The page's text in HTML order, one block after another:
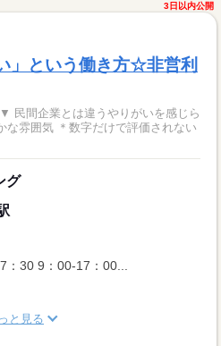
3日以内公開
」という働き方☆非営利
ら
雰囲気 ＊数字だけで評価されない
グ
：30 9：00-17：00...
と見る